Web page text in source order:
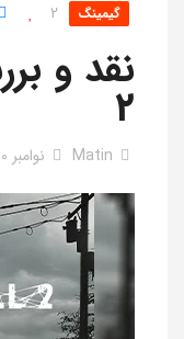
گیمینگ 2
2
Matin نوامبر 30, 2024